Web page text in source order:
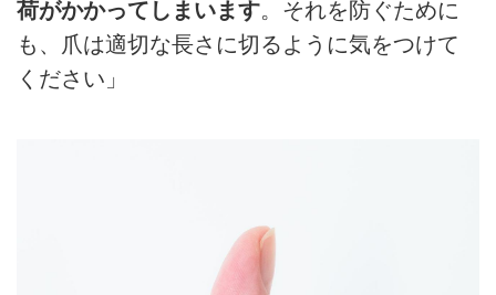
荷がかかってしまいます。それを防ぐために
も、爪は適切な長さに切るように気をつけて
ください」